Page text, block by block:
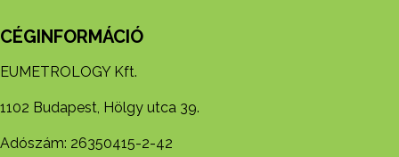
CÉGINFORMÁCIÓ
EUMETROLOGY Kft.
1102 Budapest, Hölgy utca 39.
Adószám: 26350415-2-42